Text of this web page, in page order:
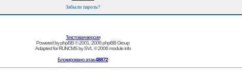
Забыли пароль?
Текстовая версия
Powered byphpBB© 2001, 2006 phpBB Group
Adapted forRUNCMSbySVL © 2006module info
Блокировано атак48872